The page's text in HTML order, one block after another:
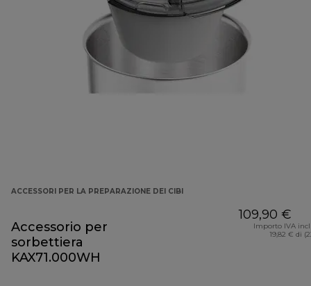
ACCESSORI PER LA PREPARAZIONE DEI CIBI
Accessorio per
sorbettiera
KAX71.000WH
109,90 €
Importo IVA
19,82 € di